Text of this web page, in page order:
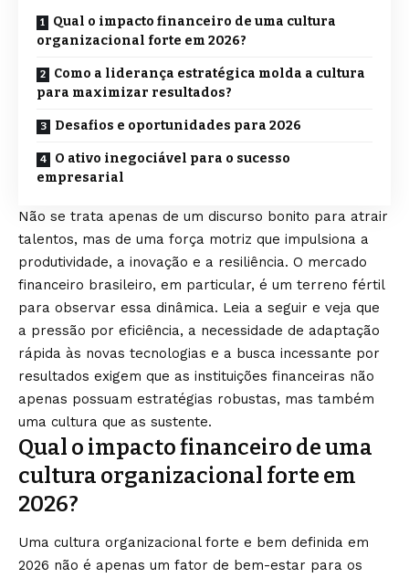
Qual o impacto financeiro de uma cultura
organizacional forte em 2026?
Como a liderança estratégica molda a cultura
para maximizar resultados?
Desafios e oportunidades para 2026
O ativo inegociável para o sucesso
empresarial
Não se trata apenas de um discurso bonito para atrair
talentos, mas de uma força motriz que impulsiona a
produtividade, a inovação e a resiliência. O mercado
financeiro brasileiro, em particular, é um terreno fértil
para observar essa dinâmica. Leia a seguir e veja que
a pressão por eficiência, a necessidade de adaptação
rápida às novas tecnologias e a busca incessante por
resultados exigem que as instituições financeiras não
apenas possuam estratégias robustas, mas também
uma cultura que as sustente.
Qual o impacto financeiro de uma
cultura organizacional forte em
2026?
Uma cultura organizacional forte e bem definida em
2026 não é apenas um fator de bem-estar para os